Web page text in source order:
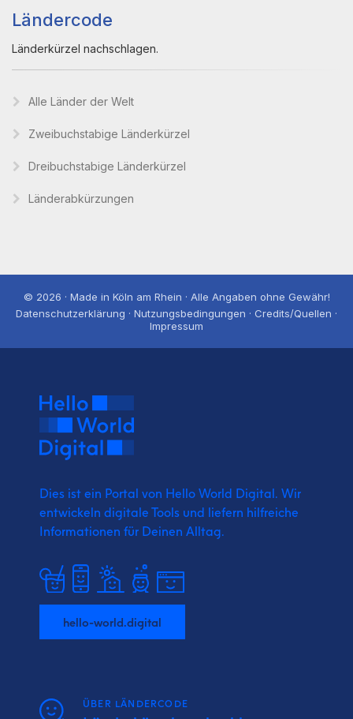
Ländercode
Länderkürzel nachschlagen.
Alle Länder der Welt
Zweibuchstabige Länderkürzel
Dreibuchstabige Länderkürzel
Länderabkürzungen
© 2026 · Made in Köln am Rhein · Alle Angaben ohne Gewähr!
Datenschutzerklärung · Nutzungsbedingungen · Credits/Quellen ·
Impressum
Dies ist ein Portal von Hello World Digital. Wir
entwickeln digitale Tools und liefern hilfreiche
Informationen für Deinen Alltag.
hello-world.digital
ÜBER LÄNDERCODE